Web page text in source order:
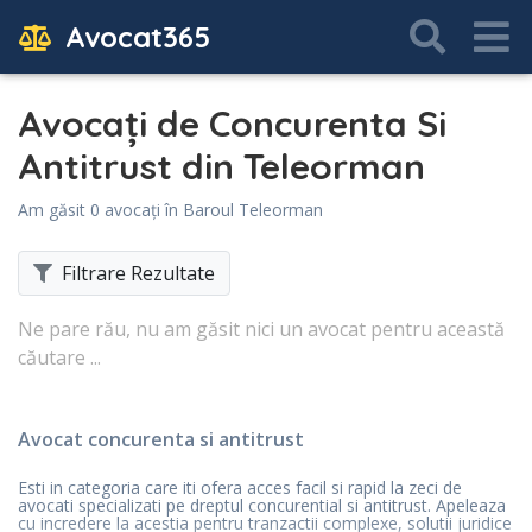
Avocat365
Avocați de Concurenta Si
Antitrust din Teleorman
Am găsit 0 avocați în Baroul Teleorman
Ne pare rău, nu am găsit nici un avocat pentru această
căutare ...
Filtrare Rezultate
Avocat concurenta si antitrust
Esti in categoria care iti ofera acces facil si rapid la zeci de
avocati specializati pe dreptul concurential si antitrust. Apeleaza
cu incredere la acestia pentru tranzactii complexe, solutii juridice